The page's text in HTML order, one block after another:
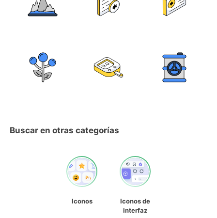
Buscar en otras categorías
Iconos
Iconos de
interfaz